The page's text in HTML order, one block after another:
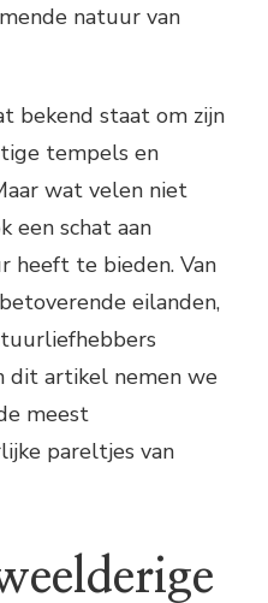
natuur van
bekend staat om zijn
tempels en
wat velen niet
een schat aan
heeft te bieden. Van
eilanden,
dit artikel nemen we
meest
pareltjes van